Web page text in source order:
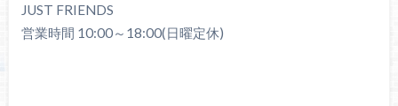
JUST FRIENDS
営業時間 10:00～18:00(日曜定休)